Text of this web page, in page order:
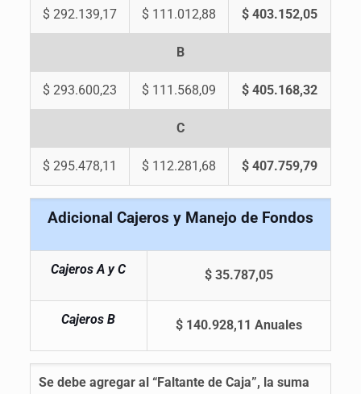
$ 292.139,17 $ 111.012,88 $ 403.152,05
B
$ 293.600,23 $ 111.568,09 $ 405.168,32
C
$ 295.478,11 $ 112.281,68 $ 407.759,79
Adicional Cajeros y Manejo de Fondos
Cajeros A y C $ 35.787,05
Cajeros B $ 140.928,11 Anuales
Se debe agregar al “Faltante de Caja”, la suma